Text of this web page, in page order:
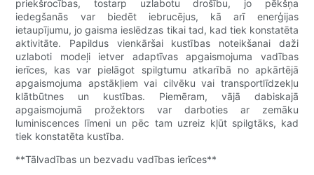
priekšrocības, tostarp uzlabotu drošību, jo pēkšņa
iedegšanās var biedēt iebrucējus, kā arī enerģijas
ietaupījumu, jo gaisma ieslēdzas tikai tad, kad tiek konstatēta
aktivitāte. Papildus vienkāršai kustības noteikšanai daži
uzlaboti modeļi ietver adaptīvas apgaismojuma vadības
ierīces, kas var pielāgot spilgtumu atkarībā no apkārtējā
apgaismojuma apstākļiem vai cilvēku vai transportlīdzekļu
klātbūtnes un kustības. Piemēram, vājā dabiskajā
apgaismojumā prožektors var darboties ar zemāku
luminiscences līmeni un pēc tam uzreiz kļūt spilgtāks, kad
tiek konstatēta kustība.
**Tālvadības un bezvadu vadības ierīces**